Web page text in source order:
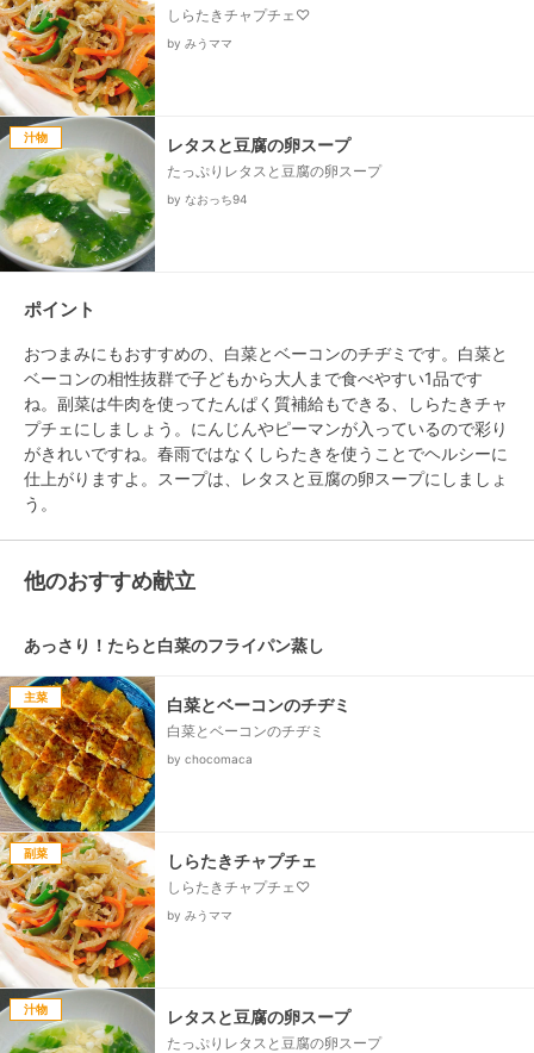
しらたきチャプチェ♡
by みうママ
汁物 レタスと豆腐の卵スープ
たっぷりレタスと豆腐の卵スープ
by なおっち94
ポイント
おつまみにもおすすめの、白菜とベーコンのチヂミです。白菜と
ベーコンの相性抜群で子どもから大人まで食べやすい1品です
ね。副菜は牛肉を使ってたんぱく質補給もできる、しらたきチャ
プチェにしましょう。にんじんやピーマンが入っているので彩り
がきれいですね。春雨ではなくしらたきを使うことでヘルシーに
仕上がりますよ。スープは、レタスと豆腐の卵スープにしましょ
う。
他のおすすめ献立
あっさり！たらと白菜のフライパン蒸し
主菜 白菜とベーコンのチヂミ
白菜とベーコンのチヂミ
by chocomaca
副菜 しらたきチャプチェ
しらたきチャプチェ♡
by みうママ
汁物 レタスと豆腐の卵スープ
たっぷりレタスと豆腐の卵スープ